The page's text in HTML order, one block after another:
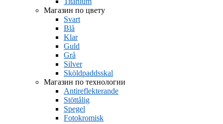
Магазин по цвету
Svart
Blå
Klar
Guld
Grå
Silver
Sköldpaddsskal
Магазин по технологии
Antireflekterande
Stöttålig
Spegel
Fotokromisk